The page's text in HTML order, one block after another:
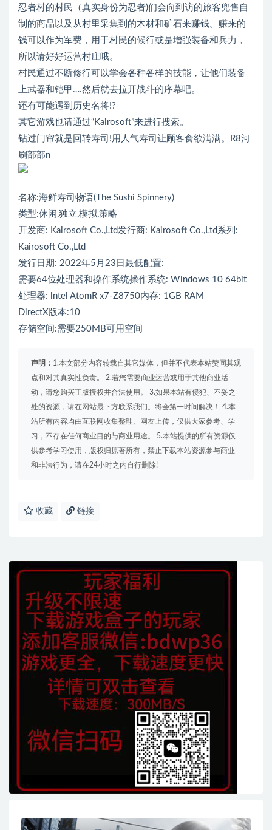
忍者村的村民（真实身份为忍者)们会向到访的旅客兜售自
制的商品以及从村里采集到的木材和矿石来赚钱。赚来的
钱可以作为军费，用于村民的候行或是增强装备和兵力，
所以请好好运营村庄哦。
村民通过不断修行可以学会各种各样的技能，让他们装备
上武器和铠甲….然后就去拉开战斗的序幕吧。
还有可能遇到历史名将!?
其它游戏也请通过“Kairosoft”来进行搜索。
钻过门帘就是回转寿司!用人气寿司让顾客食欲满满。R8河
刷部部n
名称:海鲜寿司物语(The Sushi Spinnery)
类型:休闲,独立,模拟,策略
开发商: Kairosoft Co.,Ltd发行商: Kairosoft Co.,Ltd系列:
Kairosoft Co.,Ltd
发行日期: 2022年5月23日最低配置:
需要64位处理器和操作系统操作系统: Windows 10 64bit
处理器: lntel AtomR x7-Z8750内存: 1GB RAM
DirectX版本:10
存储空间:需要250MB可用空间
声明： 1.本文部分内容转载自其它媒体，但并不代表本站赞同其观
点和对其真实性负责。 2.若您需要商业运营或用于其他商业活
动，请您购买正版授权并合法使用。 3.如果本站有侵犯、不妥之
处的资源，请在网站最下方联系我们。将会第一时间解决！ 4.本
站所有内容均由互联网收集整理、网友上传，仅供大家参考、学
习，不存在任何商业目的与商业用途。 5.本站提供的所有资源仅
供参考学习使用，版权归原著所有，禁止下载本站资源参与商业
和非法行为，请在24小时之内自行删除!
收藏 链接